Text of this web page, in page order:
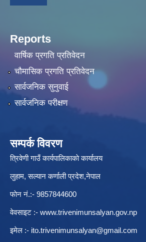
Reports
वार्षिक प्रगति प्रतिवेदन
चौमासिक प्रगति प्रतिवेदन
सार्वजनिक सुनुवाई
सार्वजनिक परीक्षण
सम्पर्क विवरण
त्रिवेणी गाउँ कार्यपालिकाकाे कार्यालय
लुहाम, सल्यान कर्णाली प्रदेश,नेपाल
फाेन नं.:- 9857844600
वेवसाइट :- www.trivenimunsalyan.gov.np
इमेल :- ito.trivenimunsalyan@gmail.com